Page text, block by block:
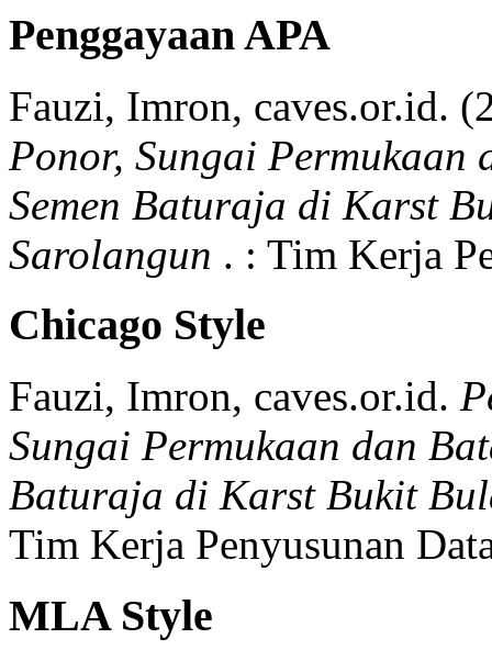
Penggayaan APA
Fauzi, Imron, caves.or.id.
Ponor, Sungai Permukaan
Semen Baturaja di Karst
Sarolangun . : Tim Kerja
Chicago Style
Fauzi, Imron, caves.or.id.
Sungai Permukaan dan
Baturaja di Karst Bukit
Tim Kerja Penyusunan
MLA Style